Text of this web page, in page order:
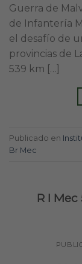
Guerra de
de Infantería
el desafío de
provincias de
539 km […]
Publicado en
Br Mec
R I